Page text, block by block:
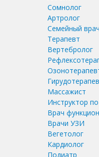
Сомнолог
Артролог
Семейный врач
Терапевт
Вертебролог
Массажист
Инструктор
Врач
Врачи УЗИ
Вегетолог
Кардиолог
Подиатр